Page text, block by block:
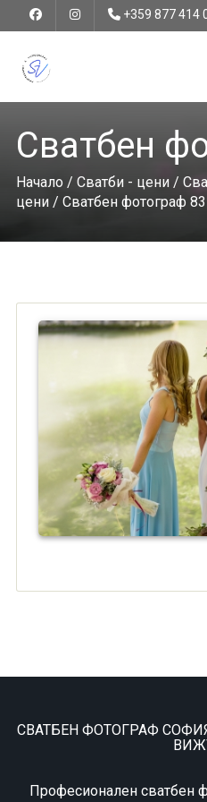
+359 877 414
Сватбен
Начало / Сватби - цени/
цени/ Сватбен фотограф 83
СВАТБЕН ФОТОГРАФ
Професионален сватбен